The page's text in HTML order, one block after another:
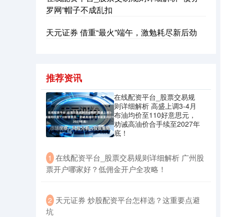
罗网”帽子不成乱扣
天元证券 借重“最火”端午，激勉耗尽新后劲
推荐资讯
在线配资平台_股票交易规
则详细解析 高盛上调3-4月
布油均价至110好意思元，
劝诫高油价合手续至2027年
底！
1 ​在线配资平台_股票交易规则详细解析 广州股
票开户哪家好？低佣金开户全攻略！
2 ​天元证券 炒股配资平台怎样选？这重要点避
坑